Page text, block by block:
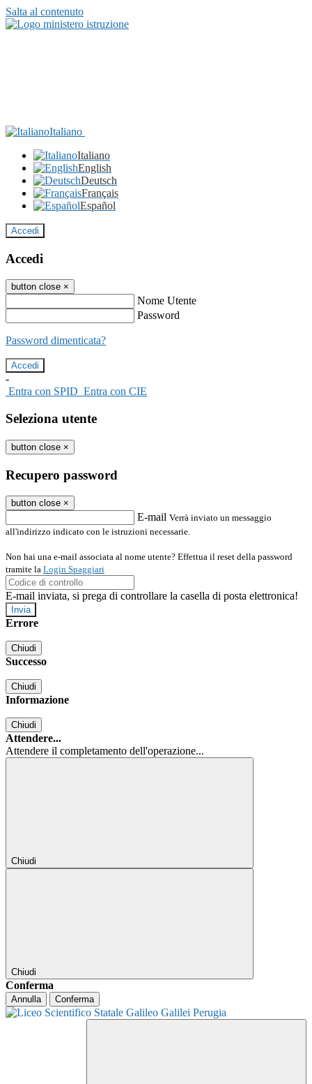
Salta al contenuto
Italiano
Italiano
English
Deutsch
Français
Español
Accedi
Accedi
button close ×
Nome Utente
Password
Password dimenticata?
-
Entra con SPID Entra con CIE
Seleziona utente
button close ×
Recupero password
button close ×
E-mail Verrà inviato un messaggio
all'indirizzo indicato con le istruzioni necessarie.
Non hai una e-mail associata al nome utente? Effettua il reset della password
tramite la Login Spaggiari
E-mail inviata, si prega di controllare la casella di posta elettronica!
Errore
Chiudi
Successo
Chiudi
Informazione
Chiudi
Attendere...
Attendere il completamento dell'operazione...
Chiudi
Chiudi
Conferma
Annulla Conferma